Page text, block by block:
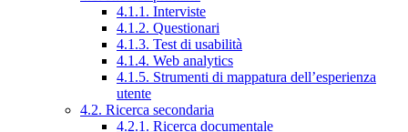
4.1.1. Interviste
4.1.2. Questionari
4.1.3. Test di usabilità
4.1.4. Web analytics
4.1.5. Strumenti di mappatura dell’esperienza
utente
4.2. Ricerca secondaria
4.2.1. Ricerca documentale